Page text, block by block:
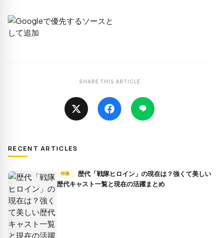
SHARE THIS ARTICLE
RECENT ARTICLES
特撮
歴代キャスト一覧と現在の活躍まとめ